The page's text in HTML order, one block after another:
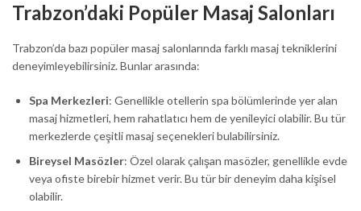
Trabzon’daki Popüler Masaj Salonları
Trabzon’da bazı popüler masaj salonlarında farklı masaj tekniklerini
deneyimleyebilirsiniz. Bunlar arasında:
Spa Merkezleri: Genellikle otellerin spa bölümlerinde yer alan
masaj hizmetleri, hem rahatlatıcı hem de yenileyici olabilir. Bu tür
merkezlerde çeşitli masaj seçenekleri bulabilirsiniz.
Bireysel Masözler: Özel olarak çalışan masözler, genellikle evde
veya ofiste birebir hizmet verir. Bu tür bir deneyim daha kişisel
olabilir.